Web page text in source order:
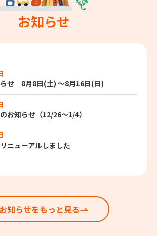
お知らせ
せ 8月8日(土) ～8月16日(日)
お知らせ（12/26～1/4）
ニューアルしました
お知らせをもっと見る